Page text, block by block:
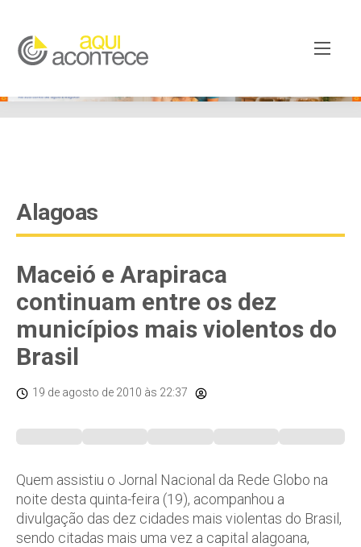
googleb82de9a22cec23e8.html
Alagoas
Maceió e Arapiraca
continuam entre os dez
municípios mais violentos do
Brasil
19 de agosto de 2010 às 22:37
Quem assistiu o Jornal Nacional da Rede Globo na
noite desta quinta-feira (19), acompanhou a
divulgação das dez cidades mais violentas do Brasil,
sendo citadas mais uma vez a capital alagoana,